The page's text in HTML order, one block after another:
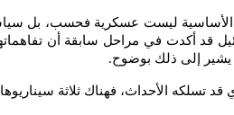
الأساسية ليست عسكرية فحسب، بل
قد أكدت في مراحل سابقة أن
يشير إلى ذلك بوضوح.
قد تسلكه الأحداث، فهناك ثلاثة